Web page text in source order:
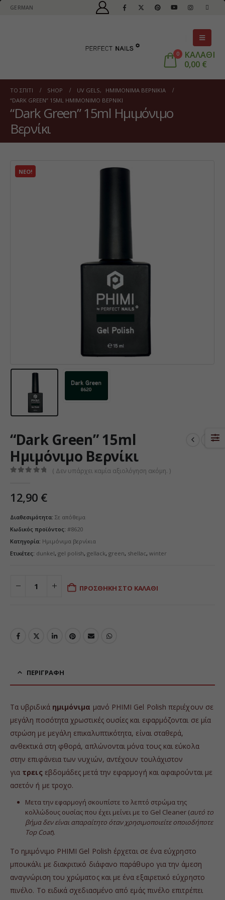
GERMAN
0
ΚΑΛΑΘΙ
0,00 €
ΤΟ ΣΠΊΤΙ SHOP UV GELS,
ΗΜΙΜΌΝΙΜΑ ΒΕΡΝΊΚΙΑ
“DARK GREEN” 15ML ΗΜΙΜΌΝΙΜΟ ΒΕΡΝΊΚΙ
“Dark Green” 15ml Ημιμόνιμο
Βερνίκι
ΝΈΟ!
“Dark Green” 15ml
Ημιμόνιμο Βερνίκι
( Δεν υπάρχει καμία αξιολόγηση ακόμη. )
12,90 €
Διαθεσιμότητα: Σε απόθεμα
Κωδικός προϊόντος: #8620
Κατηγορία: Ημιμόνιμα βερνίκια
Ετικέτες: dunkel, gel polish, gellack, green, shellac, winter
ΠΡΟΣΘΉΚΗ ΣΤΟ ΚΑΛΆΘΙ
ΠΕΡΙΓΡΑΦΉ
Τα υβριδικά ημιμόνιμα μανό PHIMI Gel Polish περιέχουν σε
μεγάλη ποσότητα χρωστικές ουσίες και εφαρμόζονται σε μία
στρώση με μεγάλη επικαλυπτικότητα, είναι σταθερά,
ανθεκτικά στη φθορά, απλώνονται μόνα τους και εύκολα
στην επιφάνεια των νυχιών, αντέχουν τουλάχιστον
για τρεις εβδομάδες μετά την εφαρμογή και αφαιρούνται με
ασετόν ή με τροχο.
Μετα την εφαρμογή σκουπίστε το λεπτό στρώμα της
κολλώδους ουσίας που έχει μείνει με το Gel Cleaner (αυτό το
βήμα δεν είναι απαραίτητο όταν χρησιμοποιείτε οποιοδήποτε
Top Coat).
Το ημιμόνιμο PHIMI Gel Polish έρχεται σε ένα εύχρηστο
μπουκάλι με διακριτικό διάφανο παράθυρο για την άμεση
αναγνώριση του χρώματος και με ένα εξαιρετικό εύχρηστο
πινέλο. Το ειδικά σχεδιασμένο από εμάς πινέλο επιτρέπει